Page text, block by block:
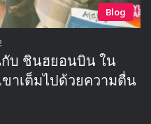
Blog
กับ ชินฮยอนบิน ใน
ขาเต็มไปด้วยความตื่น